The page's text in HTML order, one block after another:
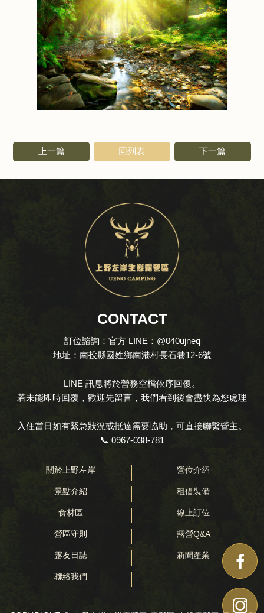
上一篇 回列表 下一篇
CONTACT
訂位諮詢：官方 LINE：@040ujneq
地址：南投縣國姓鄉南港村長石巷12-6號
LINE 訊息將於營務空檔依序回覆。
若未能即時回覆，歡迎先留言，我們看到後會盡快為您處理
入住當日如有緊急狀況或抵達需要協助，可直接聯繫營主。
📞 0967-038-781
關於上野左岸 營位介紹
景點介紹 租借裝備
食材區 線上訂位
營區守則 露營Q&A
露友日誌 新聞產業
聯絡我們